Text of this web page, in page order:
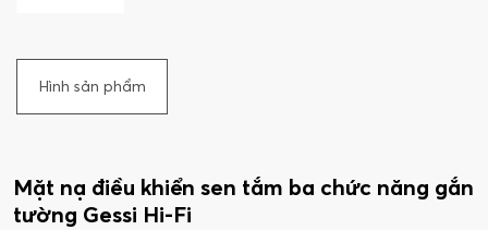
Hình sản phẩm
Mặt nạ điều khiển sen tắm ba chức năng gắn
tường Gessi Hi-Fi